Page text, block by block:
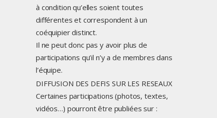
à condition qu’elles soient toutes
différentes et correspondent à un
coéquipier distinct.
Il ne peut donc pas y avoir plus de
participations qu’il n’y a de membres dans
l’équipe.
DIFFUSION DES DEFIS SUR LES RESEAUX
Certaines participations (photos, textes,
vidéos…) pourront être publiées sur :